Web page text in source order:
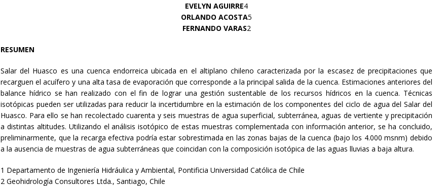
EVELYN AGUIRRE4
ORLANDO ACOSTA5
FERNANDO VARAS2
RESUMEN
Salar del Huasco es una cuenca endorreica ubicada en el altiplano chileno caracterizada por la escasez de precipitaciones que
recarguen el acuífero y una alta tasa de evaporación que corresponde a la principal salida de la cuenca. Estimaciones anteriores del
balance hídrico se han realizado con el fin de lograr una gestión sustentable de los recursos hídricos en la cuenca. Técnicas
isotópicas pueden ser utilizadas para reducir la incertidumbre en la estimación de los componentes del ciclo de agua del Salar del
Huasco. Para ello se han recolectado cuarenta y seis muestras de agua superficial, subterránea, aguas de vertiente y precipitación
a distintas altitudes. Utilizando el análisis isotópico de estas muestras complementada con información anterior, se ha concluido,
preliminarmente, que la recarga efectiva podría estar sobrestimada en las zonas bajas de la cuenca (bajo los 4.000 msnm) debido
a la ausencia de muestras de agua subterráneas que coincidan con la composición isotópica de las aguas lluvias a baja altura.
1 Departamento de Ingeniería Hidráulica y Ambiental, Pontificia Universidad Católica de Chile
2 Geohidrología Consultores Ltda., Santiago, Chile